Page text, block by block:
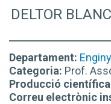
DELTOR
Departament:
Categoria: Prof.
Producció
Correu electrònic